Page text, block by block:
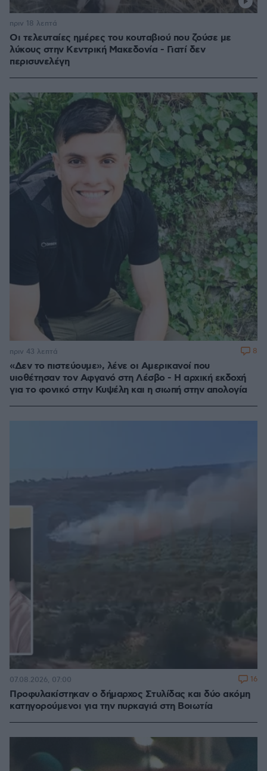
Οι τελευταίες ημέρες του κουταβιού που ζούσε με
λύκους στην Κεντρική Μακεδονία - Γιατί δεν
περισυνελέγη
πριν 18 λεπτά
«Δεν το πιστεύουμε», λένε οι Αμερικανοί που
υιοθέτησαν τον Αφγανό στη Λέσβο - Η αρχική εκδοχή
για το φονικό στην Κυψέλη και η σιωπή στην απολογία
πριν 43 λεπτά 8
Προφυλακίστηκαν ο δήμαρχος Στυλίδας και δύο ακόμη
κατηγορούμενοι για την πυρκαγιά στη Βοιωτία
07.08.2026, 07:00 16